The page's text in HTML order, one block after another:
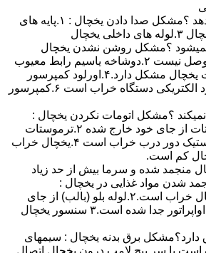
آیا یخچال صدا میدهد ؟مشکل صدا دادن یخچال : ۱.پایه های
نمیشود ؟مشکل روشن نشدن یخچال
:۱.یخچال به برق وصل نیست ۲.دوشاخه یاسیم رابط معیوب
است ۳.ترموستات یخچال مشکل دارد.۴.اورلود کمپرسور
معیوب است.۵.برد الکتریکی دستگاه خراب است ۶.کمپرسور
نمیکند ؟مشکل اتومات نکردن یخچال :
۱.لوله بلو ترموستات از جای خود خارج شده ۲.ترموستات
تنظیم نیست ۳.لاستیک دور درب خراب است ۴.یخچال خراب
منجمد شده و سرما بیش از حد زیاد
شدن مواد غذایی در یخچال :
۱.ترموستات یخچال خراب است.۲.لوله بلو (بالب) از جای
مخصوص خود در اواپراتور جدا شده است.۳ سنسور یخچال
دارد؟مشکل برق بدنه یخچال : سیمهای
یا سر پیچ لامپ درون یخچال اتصال